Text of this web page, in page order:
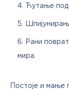
Ћутање под
Рани
мира.
Постоје и мање